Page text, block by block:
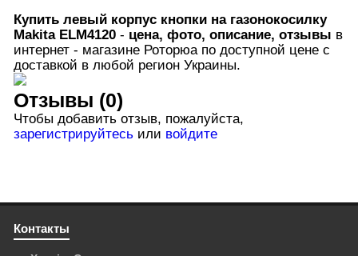
Купить левый корпус кнопки на газонокосилку
Makita ELM4120 - цена, фото, описание, отзывы в
интернет - магазине Роторюа по доступной цене с
доставкой в любой регион Украины.
Отзывы (0)
Чтобы добавить отзыв, пожалуйста,
зарегистрируйтесьили войдите
Контакты